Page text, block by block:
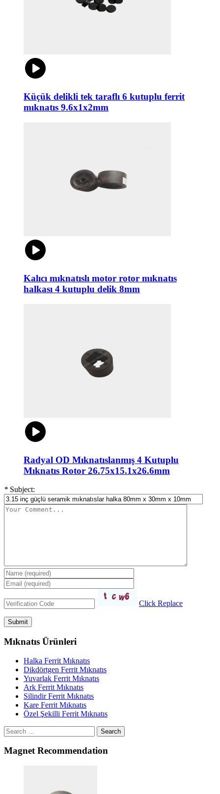
Küçük delikli tek taraflı 6 kutuplu ferrit
mıknatıs 9.6x1x2mm
Kalıcı mıknatıslı motor rotor mıknatıs
halkası 4 kutuplu delik 8mm
Radyal OD Mıknatıslanmış 4 Kutuplu
Mıknatıs Rotor 26.75x15.1x26.6mm
* Subject:
Click Replace
Mıknatıs Ürünleri
Halka Ferrit Mıknatıs
Dikdörtgen Ferrit Mıknatıs
Yuvarlak Ferrit Mıknatıs
Ark Ferrit Mıknatıs
Silindir Ferrit Mıknatıs
Kare Ferrit Mıknatıs
Özel Şekilli Ferrit Mıknatıs
Search
Magnet Recommendation